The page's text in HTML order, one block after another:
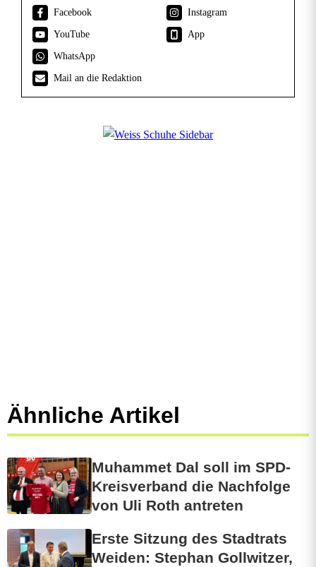
Facebook
Instagram
YouTube
App
WhatsApp
Mail an die Redaktion
Ähnliche Artikel
Muhammet Dal soll im SPD-
Kreisverband die Nachfolge
von Uli Roth antreten
Erste Sitzung des Stadtrats
Weiden: Stephan Gollwitzer,